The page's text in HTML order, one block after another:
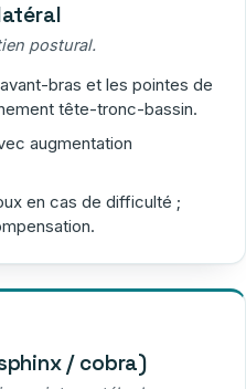
postural.
bras et les pointes de
tête-tronc-bassin.
augmentation
en cas de difficulté ;
/ cobra)